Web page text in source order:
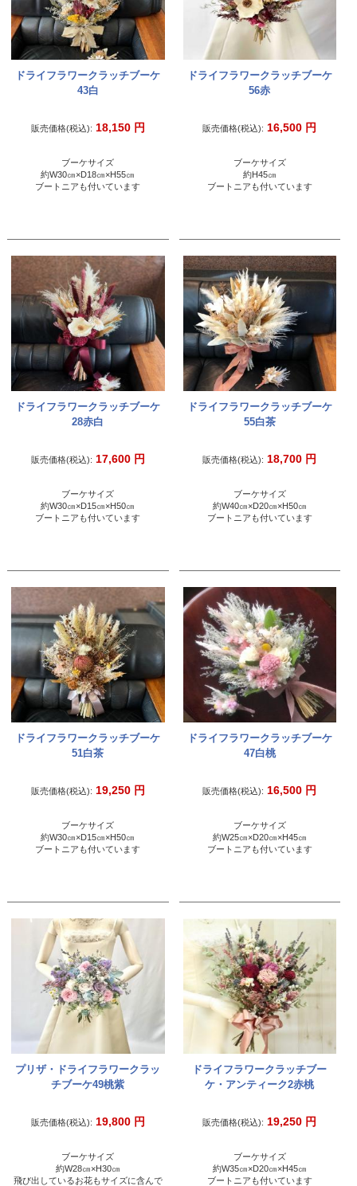
ドライフラワークラッチブーケ
43白
販売価格(税込): 18,150 円
ブーケサイズ
約W30㎝×D18㎝×H55㎝
ブートニアも付いています
ドライフラワークラッチブーケ
56赤
販売価格(税込): 16,500 円
ブーケサイズ
約H45㎝
ブートニアも付いています
ドライフラワークラッチブーケ
28赤白
販売価格(税込): 17,600 円
ブーケサイズ
約W30㎝×D15㎝×H50㎝
ブートニアも付いています
ドライフラワークラッチブーケ
55白茶
販売価格(税込): 18,700 円
ブーケサイズ
約W40㎝×D20㎝×H50㎝
ブートニアも付いています
ドライフラワークラッチブーケ
51白茶
販売価格(税込): 19,250 円
ブーケサイズ
約W30㎝×D15㎝×H50㎝
ブートニアも付いています
ドライフラワークラッチブーケ
47白桃
販売価格(税込): 16,500 円
ブーケサイズ
約W25㎝×D20㎝×H45㎝
ブートニアも付いています
プリザ・ドライフラワークラッ
チブーケ49桃紫
販売価格(税込): 19,800 円
ブーケサイズ
約W28㎝×H30㎝
飛び出しているお花もサイズに含んで
ドライフラワークラッチブー
ケ・アンティーク2赤桃
販売価格(税込): 19,250 円
ブーケサイズ
約W35㎝×D20㎝×H45㎝
ブートニアも付いています